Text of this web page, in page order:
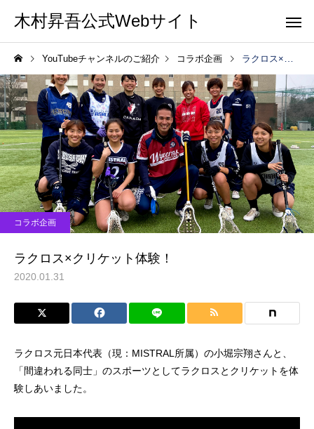
木村昇吾公式Webサイト
YouTubeチャンネルのご紹介 コラボ企画 ラクロス×クリケット体験！
コラボ企画
ラクロス×クリケット体験！
2020.01.31
ラクロス元日本代表（現：MISTRAL所属）の小堀宗翔さんと、
「間違われる同士」のスポーツとしてラクロスとクリケットを体
験しあいました。